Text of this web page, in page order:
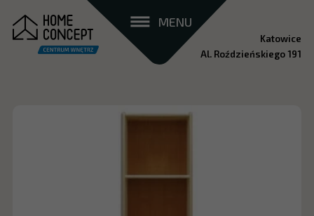
MENU
Katowice
Al. Roździeńskiego 191